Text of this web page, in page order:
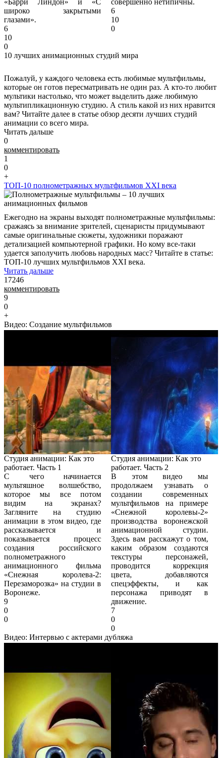
широко закрытыми
глазами».
6
10
0
6
10
0
10 лучших анимационных студий мира
Пожалуй, у каждого человека есть любимые мультфильмы,
которые он готов пересматривать не один раз. А кто-то любит
мультики настолько, что может выделить даже любимую
мультипликационную студию. А стиль какой из них нравится
вам? Читайте далее в статье обзор десяти лучших студий
анимации со всего мира.
Читать дальше
0
комментировать
1
0
+
ТОП-10 полнометражных мультфильмов XXI века
Ежегодно на экраны выходят полнометражные мультфильмы:
сражаясь за внимание зрителей, сценаристы придумывают
самые оригинальные сюжеты, художники поражают
детализацией компьютерной графики. Но кому все-таки
удается заполучить любовь народных масс? Читайте в статье:
ТОП-10 лучших мультфильмов XXI века.
Читать дальше
17246
комментировать
9
0
+
Видео: Создание мультфильмов
Студия анимации: Как это
работает. Часть 1
С чего начинается
мультяшное волшебство,
которое мы все потом
видим на экранах?
Загляните на студию
анимации в этом видео, где
рассказывается и
показывается процесс
создания российского
полнометражного
анимационного фильма
«Снежная королева-2:
Перезаморозка» на студии в
Воронеже.
9
0
0
Студия анимации: Как это
работает. Часть 2
В этом видео мы
продолжаем узнавать о
создании современных
мультфильмов на примере
«Снежной королевы-2»
производства воронежской
анимационной студии.
Здесь вам расскажут о том,
каким образом создаются
текстуры персонажей,
проводится коррекция
цвета, добавляются
спецэффекты, и как
персонажа приводят в
движение.
7
0
0
Видео: Интервью с актерами дубляжа